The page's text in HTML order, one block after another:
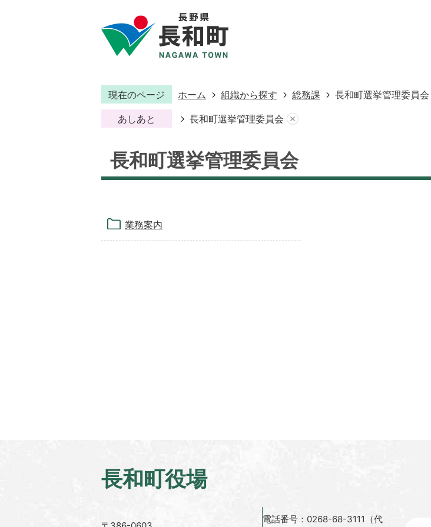
現在のページ ホーム 組織から探す 総務課 長和町選挙管理委員会
あしあと 長和町選挙管理委員会
長和町選挙管理委員会
業務案内
長和町役場
電話番号：0268-68-3111（代